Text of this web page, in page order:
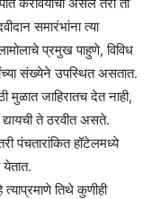
समारंभांना त्या
प्रमुख पाहुणे, विविध
संख्येने उपस्थित असतात.
जाहिरातच देत नाही,
ते ठरवीत असते.
पंचतारांकित हॉटेलमध्ये
तिथे कुणीही